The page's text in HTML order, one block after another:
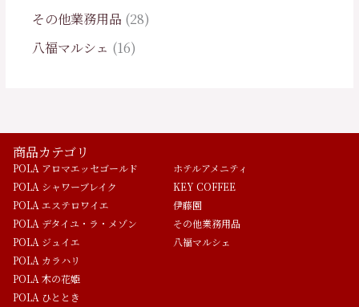
その他業務用品 28
八福マルシェ
16
商品カテゴリ
POLA アロマエッセゴールド
POLA シャワーブレイク
POLA エステロワイエ
POLA デタイユ・ラ・メゾン
POLA ジュイエ
POLA カラハリ
POLA 木の花姫
POLA ひととき
ホテルアメニティ
KEY COFFEE
伊藤園
その他業務用品
八福マルシェ